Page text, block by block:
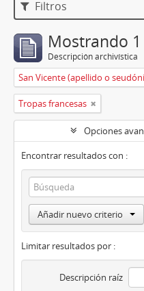
Filtros
Mostrando
Descripción archivística
San Vicente (apellido o
Tropas francesas
Opciones
Encontrar resultados con :
Añadir nuevo criterio
Limitar resultados por :
Descripción raíz